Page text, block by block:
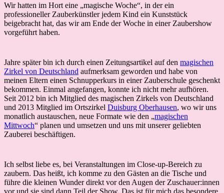
Wir hatten im Hort eine „magische Woche“, in der ein
professioneller Zauberkünstler jedem Kind ein Kunststück
beigebracht hat, das wir am Ende der Woche in einer Zaubershow
vorgeführt haben.
Jahre später bin ich durch einen Zeitungsartikel auf den magischen
Zirkel von Deutschland aufmerksam geworden und habe von
meinen Eltern einen Schnupperkurs in einer Zauberschule geschenkt
bekommen. Einmal angefangen, konnte ich nicht mehr aufhören.
Seit 2012 bin ich Mitglied des magischen Zirkels von Deutschland
und 2013 Mitglied im Ortszirkel Duisburg Oberhausen, wo wir uns
monatlich austauschen, neue Formate wie den „magischen
Mittwoch“ planen und umsetzen und uns mit unserer geliebten
Zauberei beschäftigen.
Ich selbst liebe es, bei Veranstaltungen im Close-up-Bereich zu
zaubern. Das heißt, ich komme zu den Gästen an die Tische und
führe die kleinen Wunder direkt vor den Augen der Zuschauer:innen
vor und sie sind dann Teil der Show. Das ist für mich das besondere